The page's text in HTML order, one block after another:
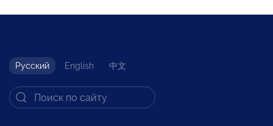
Русский English 中文